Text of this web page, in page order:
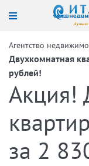
Агентство
Двухкомнатная
рублей!
Акция!
за 2